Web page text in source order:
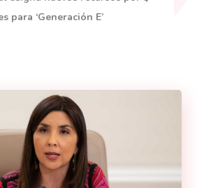
para ‘Generación E’